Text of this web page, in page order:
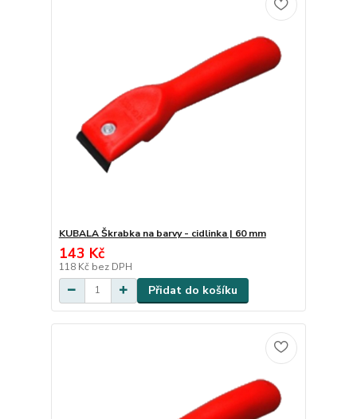
KUBALA Škrabka na barvy - cidlinka | 60 mm
143 Kč
118 Kč bez DPH
Přidat do košíku